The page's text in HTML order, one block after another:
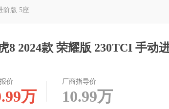
阶版 5座
8 2024款 荣耀版 230TCI 手动
价
万
厂商指导价
10.99万